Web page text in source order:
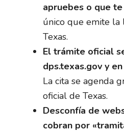
apruebes o que
único que emite la
Texas.
El trámite oficial
dps.texas.gov y
La cita se agenda
oficial de Texas.
Desconfía de
cobran por